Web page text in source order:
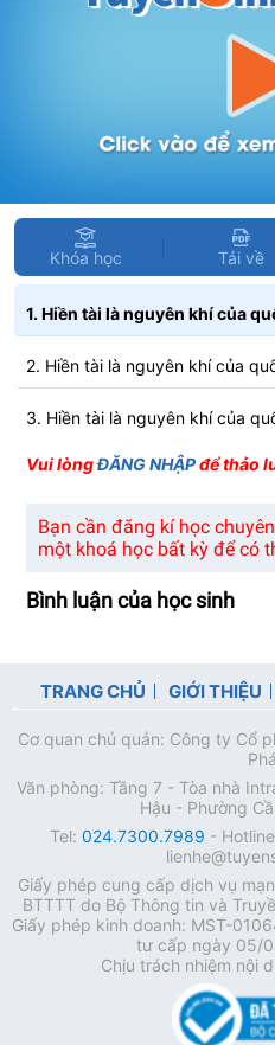
Khóa học Tải về
1. Hiền tài là nguyên khí của
2. Hiền tài là nguyên khí của
3. Hiền tài là nguyên khí của
Vui lòngĐĂNG NHẬPđể thảo
Bạn cần đăng kí học
một khoá học bất kỳ để có
Bình luận của học sinh
TRANG CHỦ GIỚI THIỆU
Cơ quan chủ quản: Công ty Cổ
Văn phòng: Tầng 7 - Tòa nhà
Hậu - Phường
Tel: 024.7300.7989 -
Giấy phép cung cấp dịch vụ
BTTTT do Bộ Thông tin và
Giấy phép kinh doanh: MST-
tư cấp ngày 05/
Chịu trách nhiệm nội